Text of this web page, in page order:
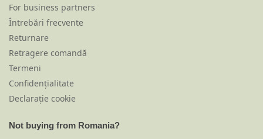
For business partners
Întrebări frecvente
Returnare
Retragere comandă
Termeni
Confidențialitate
Declarație cookie
Not buying from Romania?